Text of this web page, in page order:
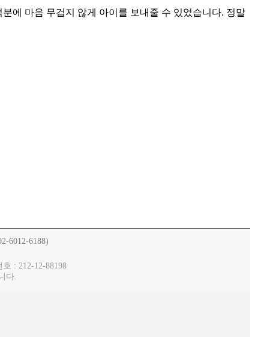
에 마음 무겁지 않게 아이를 보내줄 수 있었습니다. 정말
6012-6188)
: 212-12-88198
다.